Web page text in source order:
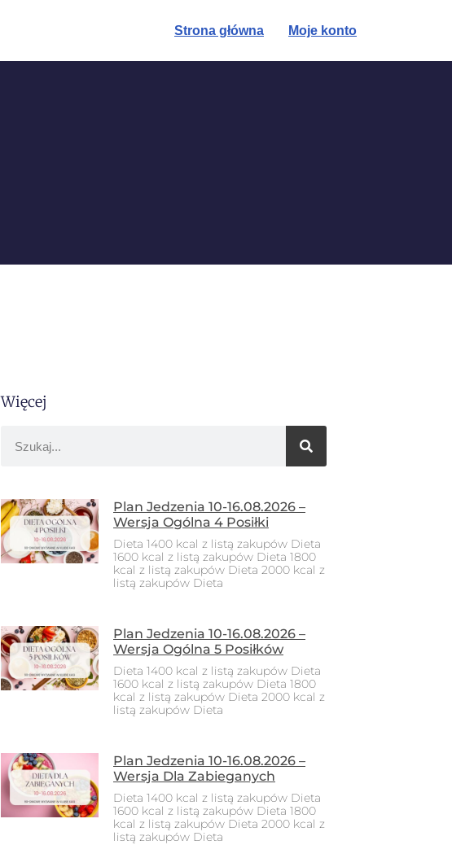
Strona główna Moje konto
Więcej
Plan Jedzenia 10-16.08.2026 –
Wersja Ogólna 4 Posiłki
Dieta 1400 kcal z listą zakupów Dieta
1600 kcal z listą zakupów Dieta 1800
kcal z listą zakupów Dieta 2000 kcal z
listą zakupów Dieta
Plan Jedzenia 10-16.08.2026 –
Wersja Ogólna 5 Posiłków
Dieta 1400 kcal z listą zakupów Dieta
1600 kcal z listą zakupów Dieta 1800
kcal z listą zakupów Dieta 2000 kcal z
listą zakupów Dieta
Plan Jedzenia 10-16.08.2026 –
Wersja Dla Zabieganych
Dieta 1400 kcal z listą zakupów Dieta
1600 kcal z listą zakupów Dieta 1800
kcal z listą zakupów Dieta 2000 kcal z
listą zakupów Dieta